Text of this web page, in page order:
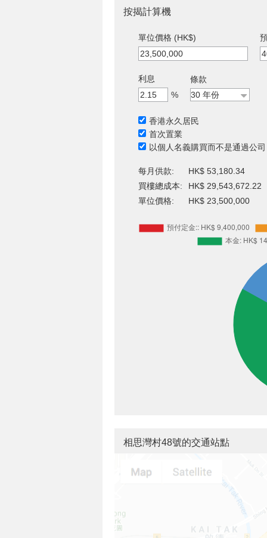
按揭計算機
單位價格 (HK$)
利息
%
條款
香港永久居民
首次置業
以個人名義購買而不是通過公司
每月供款:
HK$ 53,180.34
買樓總成本:
HK$ 29,543,672.22
單位價格:
HK$ 23,500,000
相思灣村48號的交通站點